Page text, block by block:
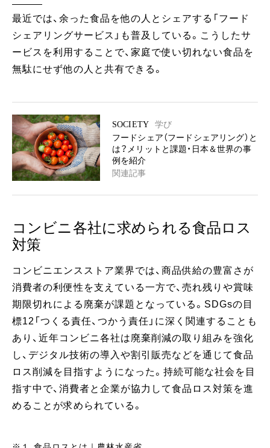
最近では、余った食品を他の人とシェアする「フード
シェアリングサービス」も普及している。こうしたサ
ービスを利用することで、家庭で使い切れない食品を
無駄にせず他の人と共有できる。
SOCIETY
学び
フードシェア（フードシェアリング）と
は？メリットと課題・日本＆世界の事
例を紹介
関連記事
コンビニ各社に求められる食品ロス
対策
コンビニエンスストア業界では、商品供給の豊富さが
消費者の利便性を支えている一方で、売れ残りや賞味
期限切れによる廃棄が課題となっている。SDGsの目
標12「つくる責任、つかう責任」に深く関連することも
あり、近年コンビニ各社は廃棄削減の取り組みを強化
し、デジタル技術の導入や割引販売などを通じて食品
ロス削減を目指すようになった。持続可能な社会を目
指す中で、消費者と企業が協力して食品ロス対策を進
めることが求められている。